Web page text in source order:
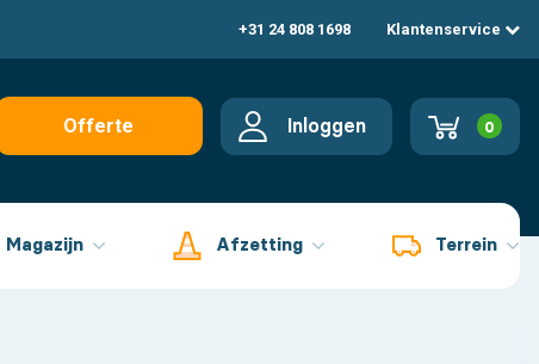
+31 24 808 1698 Klantenservice
Offerte
Inloggen 0
Magazijn Afzetting Terrein